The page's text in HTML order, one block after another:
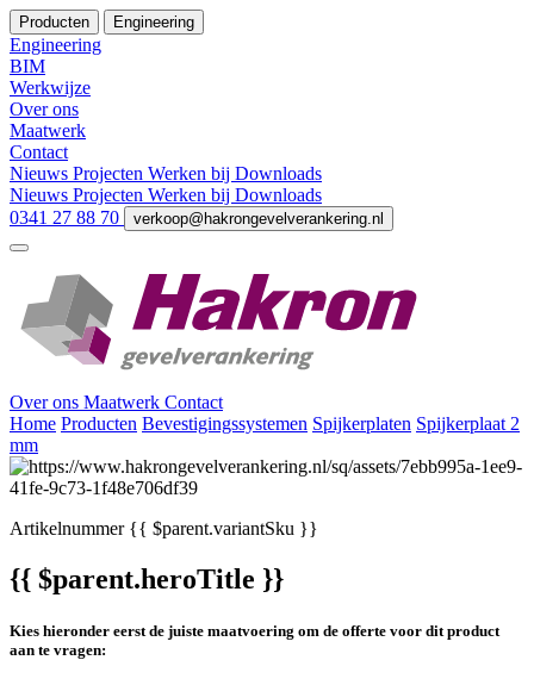
Producten Engineering
Engineering
BIM
Werkwijze
Over ons
Maatwerk
Contact
Nieuws Projecten Werken bij Downloads
Nieuws Projecten Werken bij Downloads
0341 27 88 70
verkoop@hakrongevelverankering.nl
Over ons Maatwerk Contact
Home Producten Bevestigingssystemen Spijkerplaten Spijkerplaat 2
mm
Artikelnummer{{ $parent.variantSku }}
{{ $parent.heroTitle }}
Kies hieronder eerst de juiste maatvoering om de offerte voor dit product
aan te vragen: